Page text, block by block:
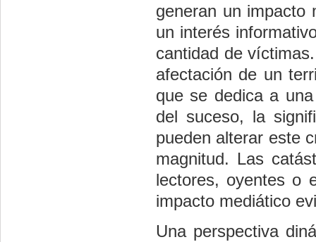
generan un impacto
un interés
cantidad de
afectación de un
que se dedica a
del suceso, la
pueden alterar este
magnitud. Las
lectores, oyentes o
impacto mediático
Una perspectiva